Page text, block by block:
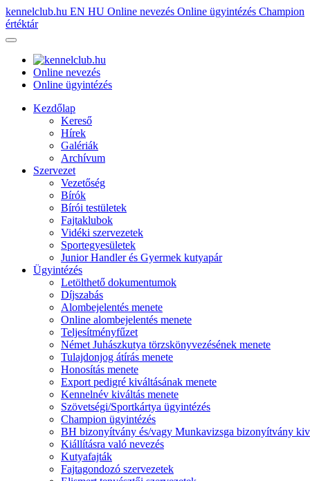
kennelclub.hu EN HU Online nevezés Online ügyintézés Champion
értéktár
Online nevezés
Online ügyintézés
Kezdőlap
Kereső
Hírek
Galériák
Archívum
Szervezet
Vezetőség
Bírók
Bírói testületek
Fajtaklubok
Vidéki szervezetek
Sportegyesületek
Junior Handler és Gyermek kutyapár
Ügyintézés
Letölthető dokumentumok
Díjszabás
Alombejelentés menete
Online alombejelentés menete
Teljesítményfűzet
Német Juhászkutya törzskönyvezésének menete
Tulajdonjog átírás menete
Honosítás menete
Export pedigré kiváltásának menete
Kennelnév kiváltás menete
Szövetségi/Sportkártya ügyintézés
Champion ügyintézés
BH bizonyítvány és/vagy Munkavizsga bizonyítvány
Kiállításra való nevezés
Kutyafajták
Fajtagondozó szervezetek